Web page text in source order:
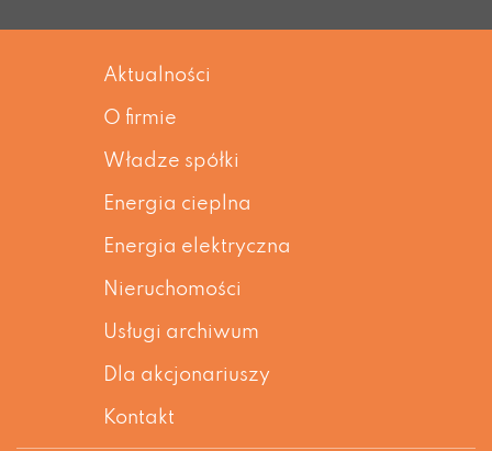
Aktualności
O firmie
Władze spółki
Energia cieplna
Energia elektryczna
Nieruchomości
Usługi archiwum
Dla akcjonariuszy
Kontakt